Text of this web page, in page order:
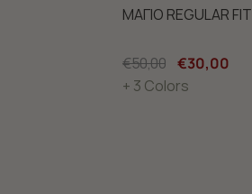
ΜΑΓΙΟ REGULAR FIT
€50,00 €30,00
+ 3 Colors